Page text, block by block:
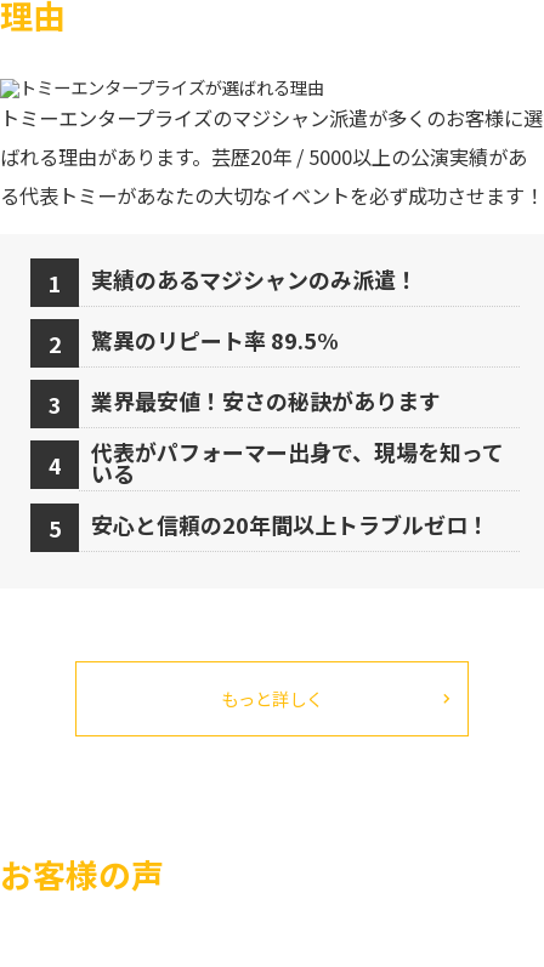
理由
トミーエンタープライズのマジシャン派遣が多くのお客様に選
ばれる理由があります。芸歴20年 / 5000以上の公演実績があ
る代表トミーがあなたの大切なイベントを必ず成功させます！
実績のあるマジシャンのみ派遣！
驚異のリピート率 89.5%
業界最安値！安さの秘訣があります
代表がパフォーマー出身で、現場を知って
いる
安心と信頼の20年間以上トラブルゼロ！
もっと詳しく
お客様の声